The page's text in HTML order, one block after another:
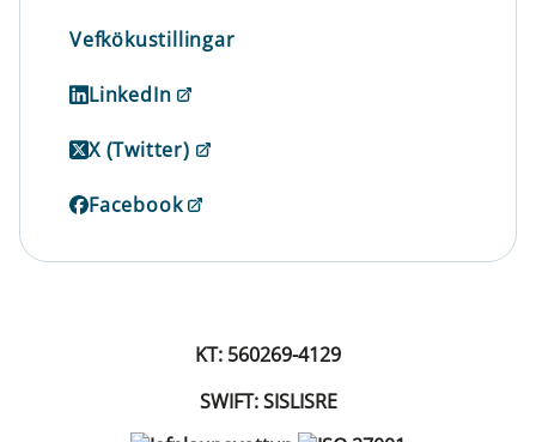
Vefkökustillingar
LinkedIn
X (Twitter)
Facebook
KT: 560269-4129
SWIFT: SISLISRE